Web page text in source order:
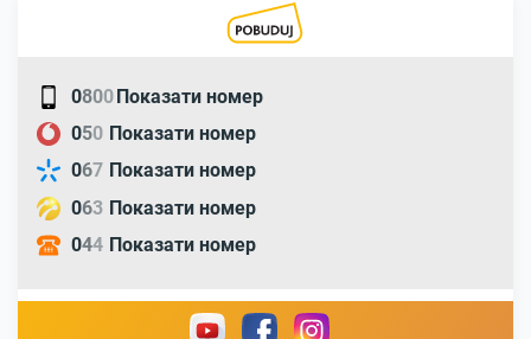
0800Показати номер
050 Показати номер
067 Показати номер
063 Показати номер
044 Показати номер